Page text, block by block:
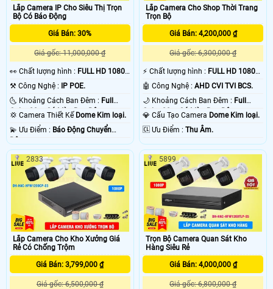
Lắp Camera IP Cho Siêu Thị Trọn
Bộ Có Báo Động
Giá Bán: 30%
Giá gốc: 11,000,000 ₫
️👀 Chất lượng hình : FULL HD 1080P
⚒ Công Nghệ : IP POE.
🌜 Khoảng Cách Ban Đêm : Full
Color 20m Có Màu Ban Ðêm.
💢 Camera Thiết Kế Dome Kim loại.
️💫 Ưu Điểm : Báo Động Chuyển
Động.
Lắp Camera Cho Shop Thời Trang
Trọn Bộ
Giá Bán: 4,200,000 ₫
Giá gốc: 6,300,000 ₫
️⚡ Chất lượng hình : FULL HD 1080P
.
🤖️ Công Nghệ :AHD CVI TVI BCS.
🌙 Khoảng Cách Ban Đêm : Full
Color 20m Có Màu Ban Ðêm.
💎 Cấu Tạo Camera Dome Kim loại.
️🆑 Ưu Điểm :Thu Âm.
Lắp Camera Cho Kho Xưởng Giá
Rẻ Có Chống Trộm
Giá Bán: 3,799,000 ₫
Giá gốc: 6,500,000 ₫
2833
Trọn Bộ Camera Quan Sát Kho
Hàng Siêu Rẻ
Giá Bán: 4,000,000 ₫
Giá gốc: 6,800,000 ₫
5899